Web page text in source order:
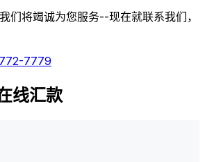
们将竭诚为您服务--现在就联系我们，
7779
线汇款